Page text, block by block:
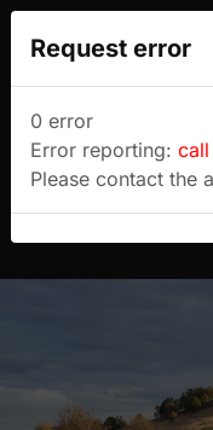
Request error
0 error
Error reporting:
Please contact the